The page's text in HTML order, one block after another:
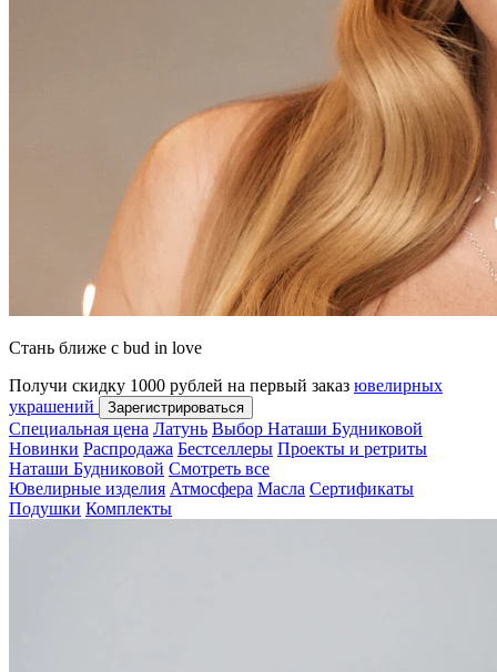
Стань ближе с bud in love
Получи скидку 1000 рублей на первый заказ ювелирных
украшений
Зарегистрироваться
Специальная цена Латунь Выбор Наташи Будниковой
Новинки Распродажа Бестселлеры Проекты и ретриты
Наташи Будниковой Смотреть все
Ювелирные изделия Атмосфера Масла Сертификаты
Подушки Комплекты